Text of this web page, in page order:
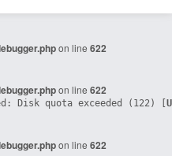
on line 622
on line 622
Disk quota exceeded (122) [
on line 622